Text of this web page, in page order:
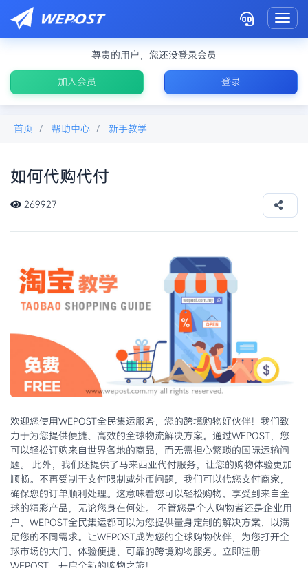
尊贵的用户，您还没登录会员
加入会员 登录
首页 帮助中心 新手教学
如何代购代付
269927
欢迎您使用WEPOST全民集运服务，您的跨境购物好伙伴！我们致
力于为您提供便捷、高效的全球物流解决方案。通过WEPOST，您
可以轻松订购来自世界各地的商品，而无需担心繁琐的国际运输问
题。 此外，我们还提供了马来西亚代付服务，让您的购物体验更加
顺畅。不再受制于支付限制或外币问题，我们可以代您支付商家，
确保您的订单顺利处理。这意味着您可以轻松购物，享受到来自全
球的精彩产品，无论您身在何处。 不管您是个人购物者还是企业用
户，WEPOST全民集运都可以为您提供量身定制的解决方案，以满
足您的不同需求。让WEPOST成为您的全球购物伙伴，为您打开全
球市场的大门，体验便捷、可靠的跨境购物服务。立即注册